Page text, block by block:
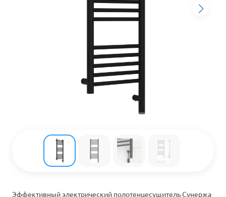
Эффективный электрический полотенцесушитель Сунержа